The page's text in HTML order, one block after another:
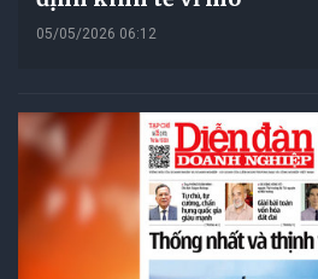
05/05/2026 06:12